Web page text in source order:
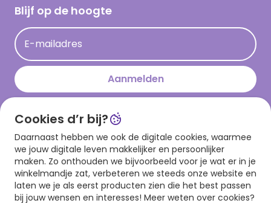
Hallmark Kaartclub
Acties
Persberichten
Hallmark en Kinderpostzegels
Kaartinspiratie
Blijf op de hoogte
E-mailadres
Aanmelden
Download onze app
Cookies d’r bij?
Daarnaast hebben we ook de digitale cookies, waarmee
we jouw digitale leven makkelijker en persoonlijker
maken. Zo onthouden we bijvoorbeeld voor je wat er in je
winkelmandje zat, verbeteren we steeds onze website en
laten we je als eerst producten zien die het best passen
bij jouw wensen en interesses! Meer weten over cookies?